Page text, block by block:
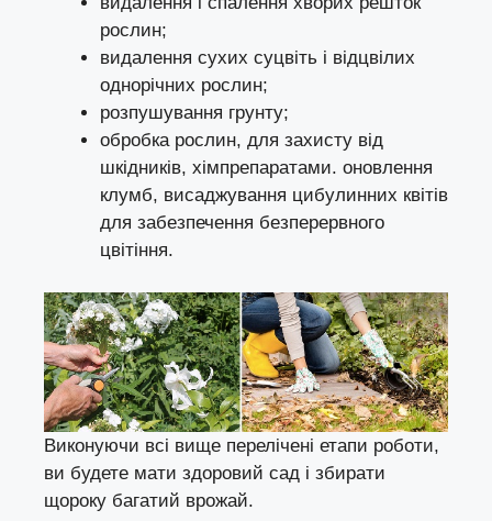
рослин;
видалення сухих суцвіть і відцвілих
однорічних рослин;
розпушування грунту;
обробка рослин, для захисту від
шкідників, хімпрепаратами. оновлення
клумб, висаджування цибулинних квітів
для забезпечення безперервного
цвітіння.
Виконуючи всі вище перелічені етапи роботи,
ви будете мати здоровий сад і збирати
щороку багатий врожай.